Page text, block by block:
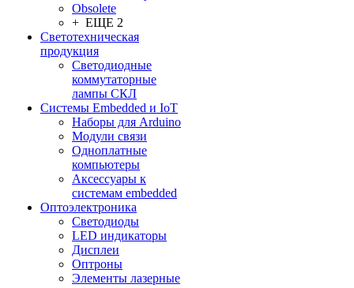
Obsolete
+ ЕЩЕ 2
Светотехническая
продукция
Светодиодные
коммутаторные
лампы СКЛ
Системы Embedded и IoT
Наборы для Arduino
Модули связи
Одноплатные
компьютеры
Аксессуары к
системам embedded
Oптоэлектроника
Светодиоды
LED индикаторы
Дисплеи
Оптроны
Элементы лазерные